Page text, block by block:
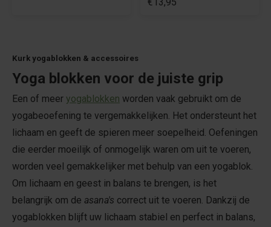
Kurk yogablokken & accessoires
Yoga blokken voor de juiste grip
Een of meer yogablokken worden vaak gebruikt om de
yogabeoefening te vergemakkelijken. Het ondersteunt het
lichaam en geeft de spieren meer soepelheid. Oefeningen
die eerder moeilijk of onmogelijk waren om uit te voeren,
worden veel gemakkelijker met behulp van een yogablok.
Om lichaam en geest in balans te brengen, is het
belangrijk om de asana's correct uit te voeren. Dankzij de
yogablokken blijft uw lichaam stabiel en perfect in balans,